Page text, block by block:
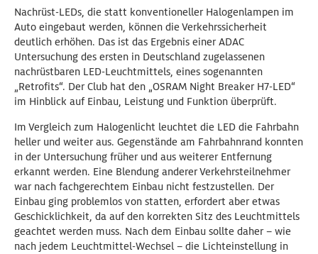
Nachrüst-LEDs, die statt konventioneller Halogenlampen im
Auto eingebaut werden, können die Verkehrssicherheit
deutlich erhöhen. Das ist das Ergebnis einer ADAC
Untersuchung des ersten in Deutschland zugelassenen
nachrüstbaren LED-Leuchtmittels, eines sogenannten
„Retrofits“. Der Club hat den „OSRAM Night Breaker H7-LED“
im Hinblick auf Einbau, Leistung und Funktion überprüft.
Im Vergleich zum Halogenlicht leuchtet die LED die Fahrbahn
heller und weiter aus. Gegenstände am Fahrbahnrand konnten
in der Untersuchung früher und aus weiterer Entfernung
erkannt werden. Eine Blendung anderer Verkehrsteilnehmer
war nach fachgerechtem Einbau nicht festzustellen. Der
Einbau ging problemlos von statten, erfordert aber etwas
Geschicklichkeit, da auf den korrekten Sitz des Leuchtmittels
geachtet werden muss. Nach dem Einbau sollte daher – wie
nach jedem Leuchtmittel-Wechsel – die Lichteinstellung in